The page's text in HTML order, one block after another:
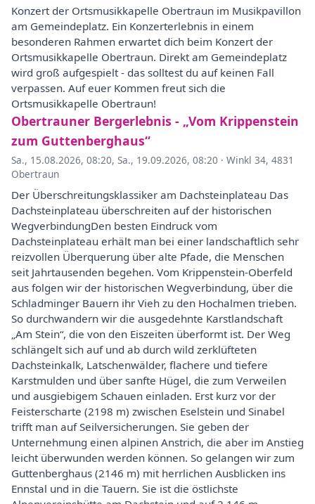
Konzert der Ortsmusikkapelle Obertraun im Musikpavillon
am Gemeindeplatz. Ein Konzerterlebnis in einem
besonderen Rahmen erwartet dich beim Konzert der
Ortsmusikkapelle Obertraun. Direkt am Gemeindeplatz
wird groß aufgespielt - das solltest du auf keinen Fall
verpassen. Auf euer Kommen freut sich die
Ortsmusikkapelle Obertraun!
Obertrauner Bergerlebnis - „Vom Krippenstein
zum Guttenberghaus“
Sa., 15.08.2026, 08:20, Sa., 19.09.2026, 08:20 · Winkl 34, 4831
Obertraun
Der Überschreitungsklassiker am Dachsteinplateau Das
Dachsteinplateau überschreiten auf der historischen
WegverbindungDen besten Eindruck vom
Dachsteinplateau erhält man bei einer landschaftlich sehr
reizvollen Überquerung über alte Pfade, die Menschen
seit Jahrtausenden begehen. Vom Krippenstein-Oberfeld
aus folgen wir der historischen Wegverbindung, über die
Schladminger Bauern ihr Vieh zu den Hochalmen trieben.
So durchwandern wir die ausgedehnte Karstlandschaft
„Am Stein“, die von den Eiszeiten überformt ist. Der Weg
schlängelt sich auf und ab durch wild zerklüfteten
Dachsteinkalk, Latschenwälder, flachere und tiefere
Karstmulden und über sanfte Hügel, die zum Verweilen
und ausgiebigem Schauen einladen. Erst kurz vor der
Feisterscharte (2198 m) zwischen Eselstein und Sinabel
trifft man auf Seilversicherungen. Sie geben der
Unternehmung einen alpinen Anstrich, die aber im Anstieg
leicht überwunden werden können. So gelangen wir zum
Guttenberghaus (2146 m) mit herrlichen Ausblicken ins
Ennstal und in die Tauern. Sie ist die östlichste